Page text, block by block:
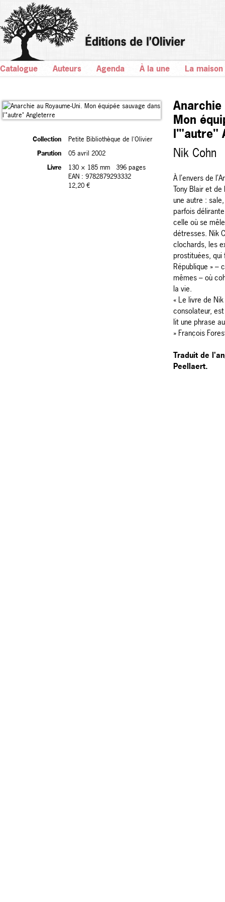
Catalogue Auteurs Agenda À la une La maison
Collection
Petite Bibliothèque de l'Olivier
Parution
05 avril 2002
Livre
130 × 185 mm
396 pages
EAN : 9782879293332
12,20 €
Anarchie
Mon
l'"autre"
Nik Cohn
À l’envers de
Tony Blair et
une autre :
parfois
celle où se
détresses. Nik
clochards, les
prostituées,
République » –
mêmes – où
la vie.
« Le livre de
consolateur,
lit une phrase
» François
Traduit de
Peellaert.